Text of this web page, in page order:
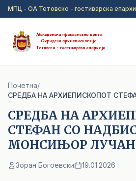
Прејди на главна содржина
МПЦ - ОА Тетовско - гостиварска
Почетна/
СРЕДБА НА
СТЕФАН СО
МОНСИЊОР
Зоран Богоевски 19.01.2026